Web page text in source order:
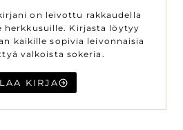
on leivottu rakkaudella
herkkusuille. Kirjasta löytyy
kaikille sopivia leivonnaisia
valkoista sokeria.
KIRJA